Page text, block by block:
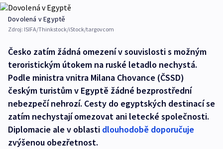
Dovolená v Egyptě
Zdroj: ISIFA/Thinkstock/iStock/targovcom
Česko zatím žádná omezení v souvislosti s možným
teroristickým útokem na ruské letadlo nechystá.
Podle ministra vnitra Milana Chovance (ČSSD)
českým turistům v Egyptě žádné bezprostřední
nebezpečí nehrozí. Cesty do egyptských destinací se
zatím nechystají omezovat ani letecké společnosti.
Diplomacie ale v oblasti dlouhodobě doporučuje
zvýšenou obezřetnost.